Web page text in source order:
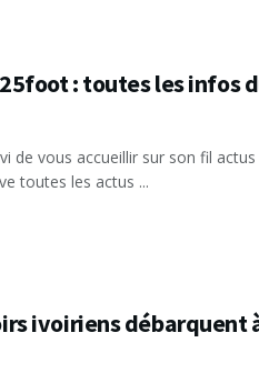
: toutes les infos
de vous accueillir sur son fil
toutes les actus ...
ivoiriens débarquent